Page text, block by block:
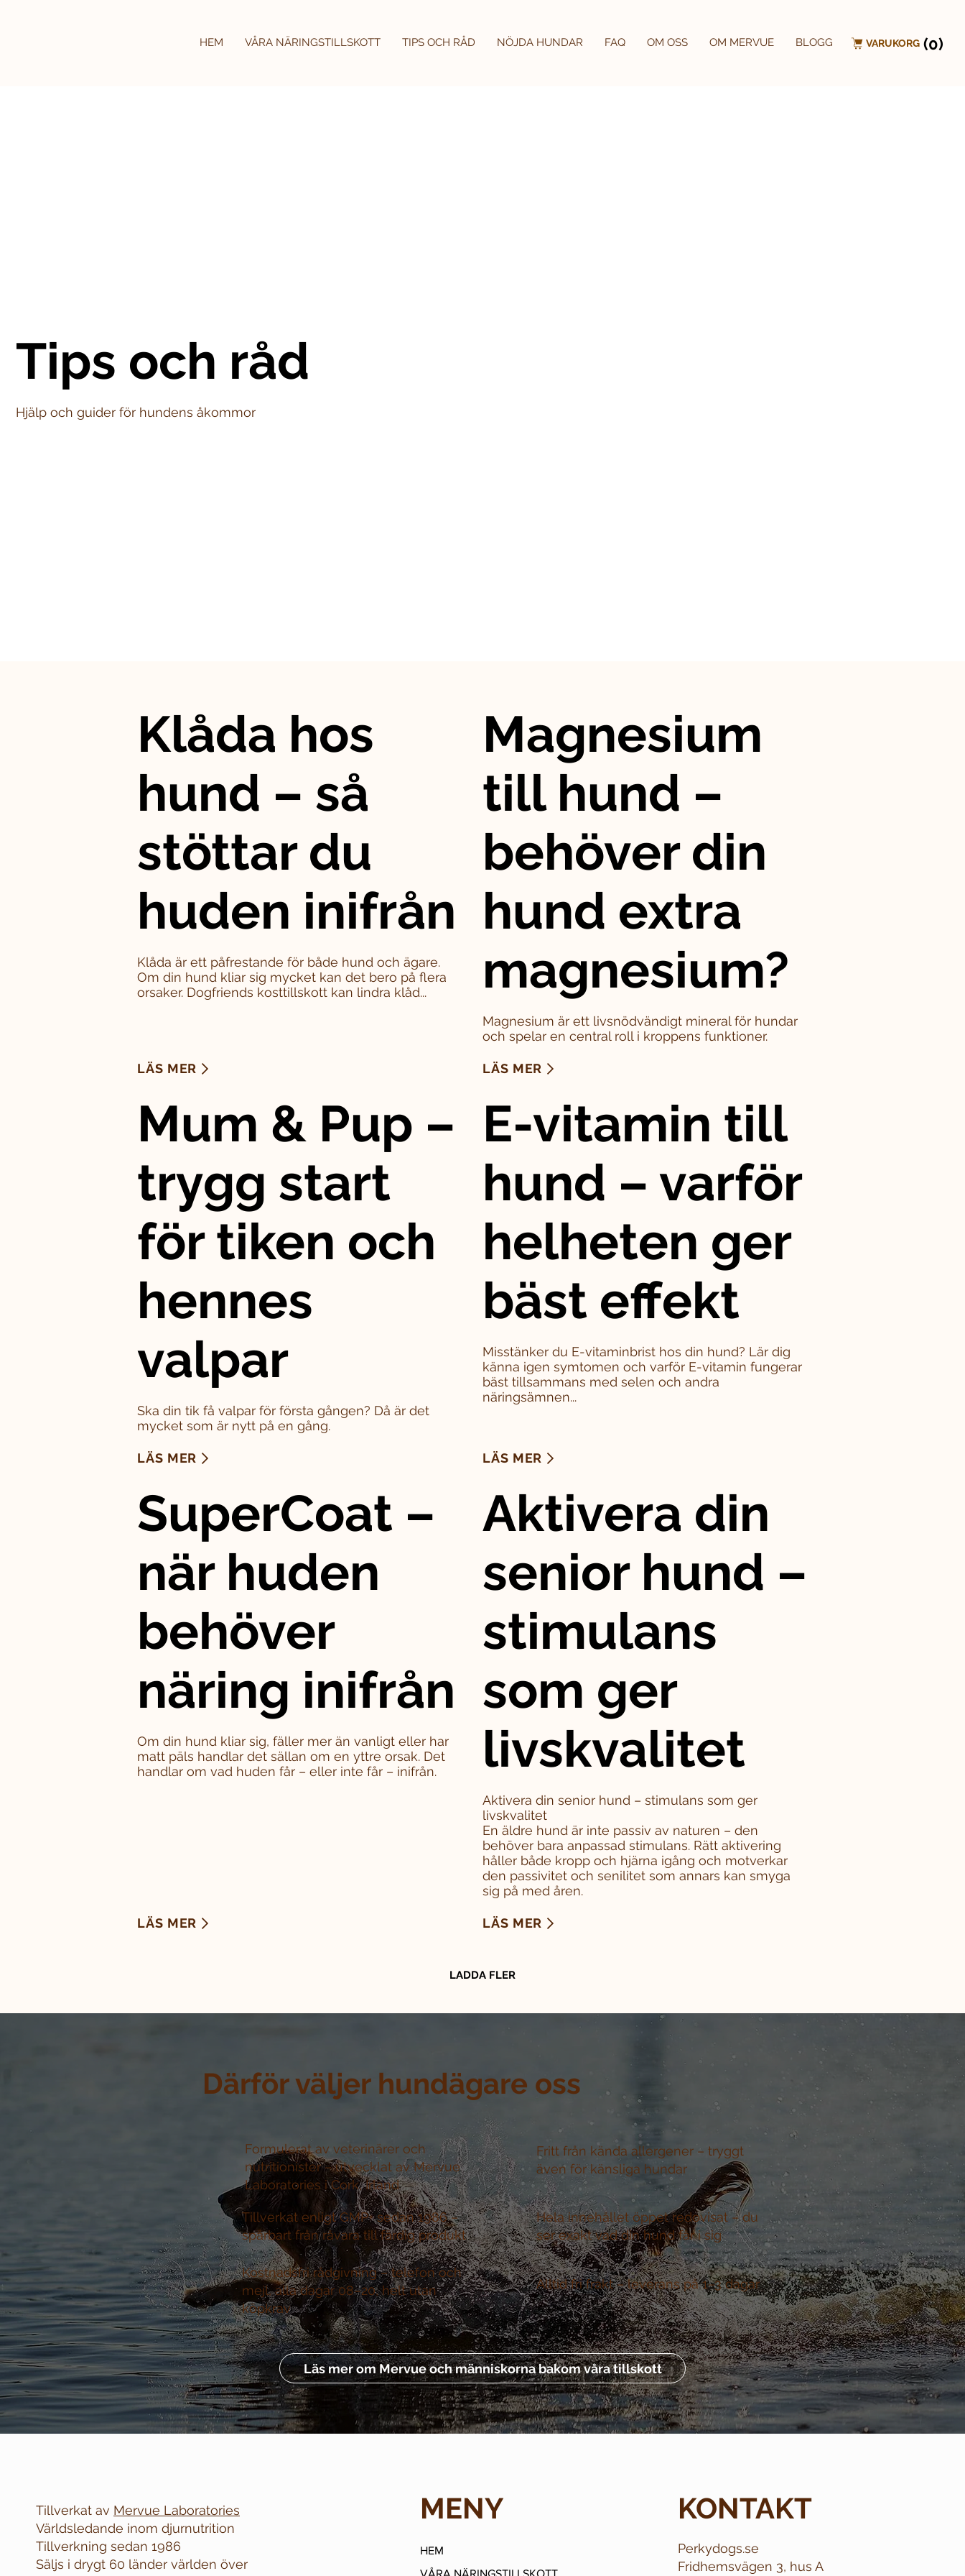
HEM VÅRA NÄRINGSTILLSKOTT TIPS OCH RÅD NÖJDA HUNDAR FAQ OM OSS OM MERVUE BLOGG VARUKORG (0)
Tips och råd
Hjälp och guider för hundens åkommor
Därför väljer hundägare oss
Formulerat av veterinärer och
nutritionister –utvecklat av Mervue
Laboratories i Cork, Irland
Tillverkat enligt GMP+ sedan 1986 –
spårbart från råvara till färdig produkt
Kostnadsfri rådgivning –telefon och
mejl, alla dagar 08–20, helt utan
köpkrav
Läs mer om Mervue och människorna bakom våra tillskott
Fritt från kända allergener – tryggt
även för känsliga hundar
Hela innehållet öppet redovisat –du
ser exakt vad din hund får i sig
Alltid fri frakt –leverans på 1–3 dagar
Klåda hos
hund – så
stöttar du
huden inifrån
Klåda är ett påfrestande för både hund och ägare.
Om din hund kliar sig mycket kan det bero på flera
orsaker. Dogfriends kosttillskott kan lindra klåd...
LÄS MER
Magnesium
till hund –
behöver din
hund extra
magnesium?
Magnesium är ett livsnödvändigt mineral för hundar
och spelar en central roll i kroppens funktioner.
LÄS MER
Mum & Pup –
trygg start
för tiken och
hennes
valpar
Ska din tik få valpar för första gången? Då är det
mycket som är nytt på en gång.
LÄS MER
E-vitamin till
hund – varför
helheten ger
bäst effekt
Misstänker du E-vitaminbrist hos din hund? Lär dig
känna igen symtomen och varför E-vitamin fungerar
bäst tillsammans med selen och andra
näringsämnen...
LÄS MER
SuperCoat –
när huden
behöver
näring inifrån
Om din hund kliar sig, fäller mer än vanligt eller har
matt päls handlar det sällan om en yttre orsak. Det
handlar om vad huden får – eller inte får – inifrån.
LÄS MER
Aktivera din
senior hund –
stimulans
som ger
livskvalitet
Aktivera din senior hund – stimulans som ger
livskvalitet
En äldre hund är inte passiv av naturen – den
behöver bara anpassad stimulans. Rätt aktivering
håller både kropp och hjärna igång och motverkar
den passivitet och senilitet som annars kan smyga
sig på med åren.
LÄS MER
LADDA FLER
Tillverkat av Mervue Laboratories
Världsledande inom djurnutrition
Tillverkning sedan 1986
Säljs i drygt 60 länder världen över
MENY
HEM
VÅRA NÄRINGSTILLSKOTT
KONTAKT
Perkydogs.se
Fridhemsvägen 3, hus A